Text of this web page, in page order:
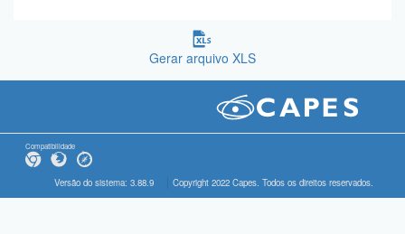
Gerar arquivo XLS
Compatibilidade
Versão do sistema: 3.88.9 Copyright 2022 Capes. Todos os direitos reservados.